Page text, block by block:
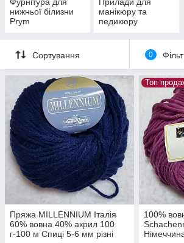
Фурнітура для
нижньої білизни
Prym
Прилади для
манікюру та
педикюру
Сортування 0
Пряжа MILLENNIUM Італія
60% вовна 40% акрил 100
г-100 м Спиці 5-6 мм різні
Топ
100%